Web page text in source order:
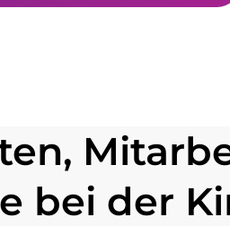
bei der